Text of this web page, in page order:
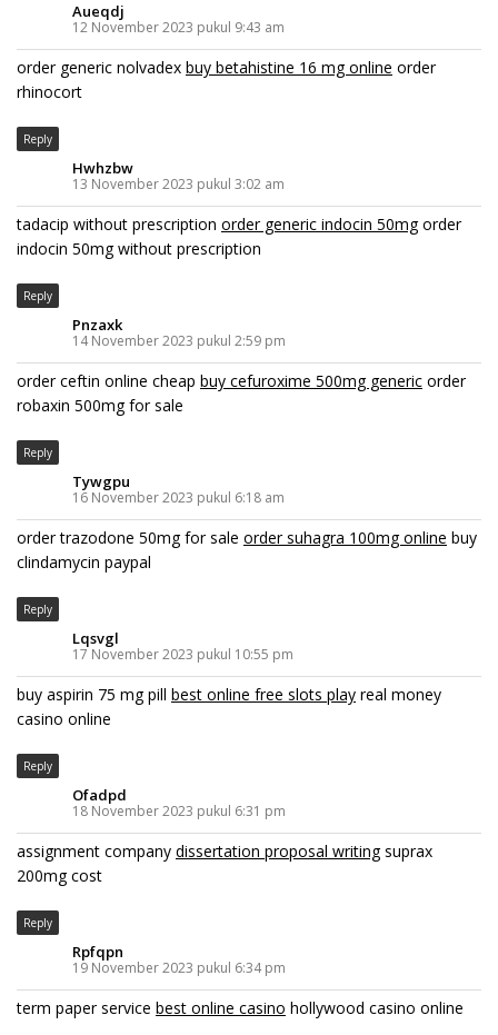
Aueqdj
12 November 2023 pukul 9:43 am
order generic nolvadex buy betahistine 16 mg online order
rhinocort
Reply
Hwhzbw
13 November 2023 pukul 3:02 am
tadacip without prescription order generic indocin 50mgorder
indocin 50mg without prescription
Reply
Pnzaxk
14 November 2023 pukul 2:59 pm
order ceftin online cheap buy cefuroxime 500mg generic order
robaxin 500mg for sale
Reply
Tywgpu
16 November 2023 pukul 6:18 am
order trazodone 50mg for sale order suhagra 100mg online buy
clindamycin paypal
Reply
Lqsvgl
17 November 2023 pukul 10:55 pm
buy aspirin 75 mg pill best online free slots play real money
casino online
Reply
Ofadpd
18 November 2023 pukul 6:31 pm
assignment company dissertation proposal writingsuprax
200mg cost
Reply
Rpfqpn
19 November 2023 pukul 6:34 pm
term paper service best online casino hollywood casino online